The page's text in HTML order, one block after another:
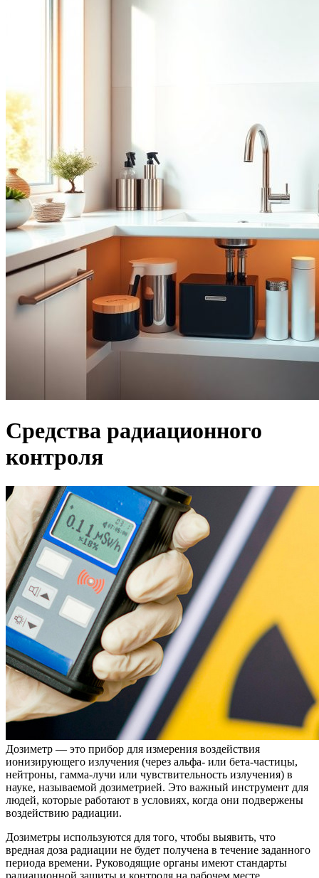
Средства радиационного
контроля
Дозиметр — это прибор для измерения воздействия
ионизирующего излучения (через альфа- или бета-частицы,
нейтроны, гамма-лучи или чувствительность излучения) в
науке, называемой дозиметрией. Это важный инструмент для
людей, которые работают в условиях, когда они подвержены
воздействию радиации.
Дозиметры используются для того, чтобы выявить, что
вредная доза радиации не будет получена в течение заданного
периода времени. Руководящие органы имеют стандарты
радиационной защиты и контроля на рабочем месте.